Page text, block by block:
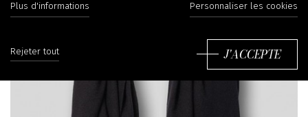
Plus d'informations Personnaliser les cookies
Rejeter tout J'ACCEPTE